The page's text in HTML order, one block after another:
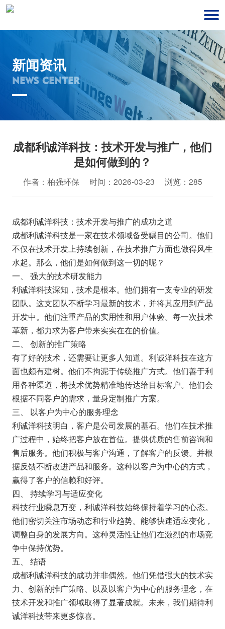
新闻资讯
NEWS CENTER
成都利诚洋科技：技术开发与推广，他们
是如何做到的？
作者：柏强环保 时间：2026-03-23 浏览：285
成都利诚洋科技：技术开发与推广的成功之道
成都利诚洋科技是一家在技术领域备受瞩目的公司。他们
不仅在技术开发上持续创新，在技术推广方面也做得风生
水起。那么，他们是如何做到这一切的呢？
一、 强大的技术研发能力
利诚洋科技深知，技术是根本。他们拥有一支专业的研发
团队。这支团队不断学习最新的技术，并将其应用到产品
开发中。他们注重产品的实用性和用户体验。每一次技术
革新，都力求为客户带来实实在在的价值。
二、 创新的推广策略
有了好的技术，还需要让更多人知道。利诚洋科技在这方
面也颇有建树。他们不拘泥于传统推广方式。他们善于利
用各种渠道，将技术优势精准地传达给目标客户。他们会
根据不同客户的需求，量身定制推广方案。
三、 以客户为中心的服务理念
利诚洋科技明白，客户是公司发展的基石。他们在技术推
广过程中，始终把客户放在首位。提供优质的售前咨询和
售后服务。他们积极与客户沟通，了解客户的反馈。并根
据反馈不断改进产品和服务。这种以客户为中心的方式，
赢得了客户的信赖和好评。
四、 持续学习与适应变化
科技行业瞬息万变，利诚洋科技始终保持着学习的心态。
他们密切关注市场动态和行业趋势。能够快速适应变化，
调整自身的发展方向。这种灵活性让他们在激烈的市场竞
争中保持优势。
五、 结语
成都利诚洋科技的成功并非偶然。他们凭借强大的技术实
力、创新的推广策略、以及以客户为中心的服务理念，在
技术开发和推广领域取得了显著成就。未来，我们期待利
诚洋科技带来更多惊喜。